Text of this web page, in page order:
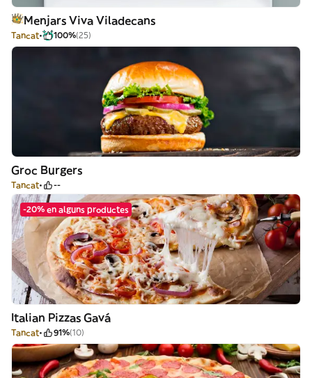
Menjars Viva Viladecans
Tancat 100%(25)
Groc Burgers
Tancat --
-20% en alguns productes
Italian Pizzas Gavá
Tancat 91%(10)